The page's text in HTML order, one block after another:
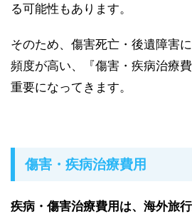
る可能性もあります。
そのため、傷害死亡・後遺障害
頻度が高い、
『傷害・疾病治療
重要になってきます。
傷害・疾病治療費用
疾病・傷害治療費用は、海外旅